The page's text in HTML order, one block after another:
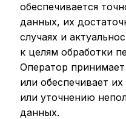
обеспечивается
данных, их
случаях и
к целям обработки
Оператор
или обеспечивает
или уточнению
данных.